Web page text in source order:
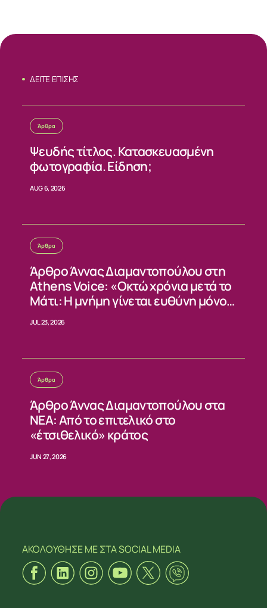
ΔΕΙΤΕ ΕΠΙΣΗΣ
Άρθρα
Ψευδής τίτλος. Κατασκευασμένη
φωτογραφία. Είδηση;
AUG 6, 2026
Άρθρα
Άρθρο Άννας Διαμαντοπούλου στη
Athens Voice: «Οκτώ χρόνια μετά το
Μάτι: Η μνήμη γίνεται ευθύνη μόνο
JUL 23, 2026
Άρθρα
Άρθρο Άννας Διαμαντοπούλου στα
ΝΕΑ: Από το επιτελικό στο
«έτσιθελικό» κράτος
JUN 27, 2026
ΑΚΟΛΟΥΘΗΣΕ ΜΕΣΤΑ SOCIAL MEDIA